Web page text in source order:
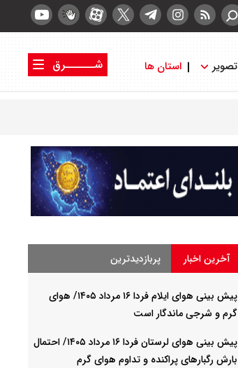
تصویر استان ها
شــــــرق
آخرین اخبار پربازدیدترین
پیش بینی هوای ایلام فردا ۱۶ مرداد ۱۴۰۵/ هوای
گرم و شرجی ماندگار است
پیش بینی هوای لرستان فردا ۱۶ مرداد ۱۴۰۵/ احتمال
بارش رگبارهای پراکنده و تداوم هوای گرم